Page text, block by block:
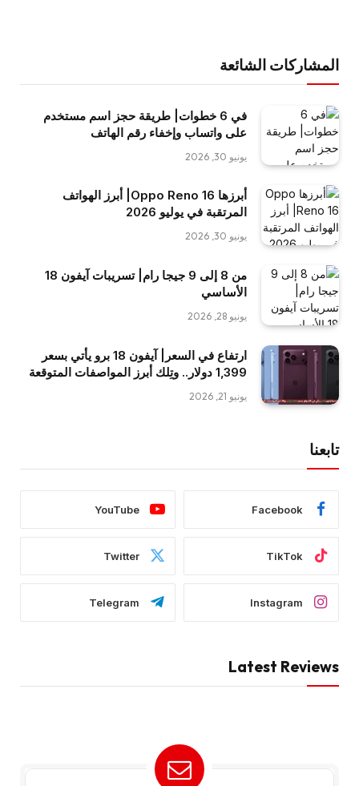
المشاركات الشائعة
في 6 خطوات| طريقة حجز اسم مستخدم
على واتساب وإخفاء رقم الهاتف
يونيو 30, 2026
أبرزها Oppo Reno 16| أبرز الهواتف
المرتقبة في يوليو 2026
يونيو 30, 2026
من 8 إلى 9 جيجا رام| تسريبات آيفون 18
الأساسي
يونيو 28, 2026
ارتفاع في السعر| آيفون 18 برو يأتي بسعر
1,399 دولار.. وتِلك أبرز المواصفات المتوقعة
يونيو 21, 2026
تابعنا
Facebook
YouTube
TikTok
Twitter
Instagram
Telegram
Latest Reviews